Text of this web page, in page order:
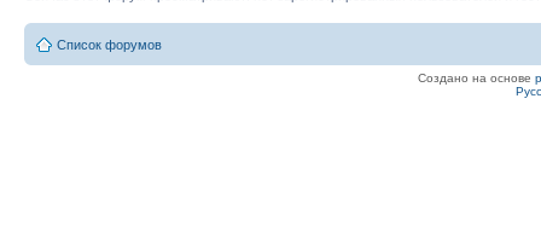
Список форумов
Создано на основе